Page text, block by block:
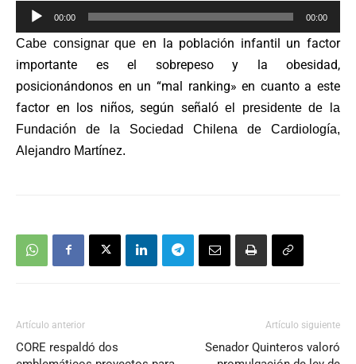
Reproductor
de
audio
00:00 00:00
Cabe consignar que en la población infantil un factor
importante es el sobrepeso y la obesidad,
posicionándonos en un “mal ranking» en cuanto a este
factor en los niños, según seña ló el presidente de la
Fundación de la Sociedad Chilena de Cardiología,
Alejandro Martínez.
Artículo anterior
CORE respaldó dos
Artículo siguiente
Senador Quinteros valoró